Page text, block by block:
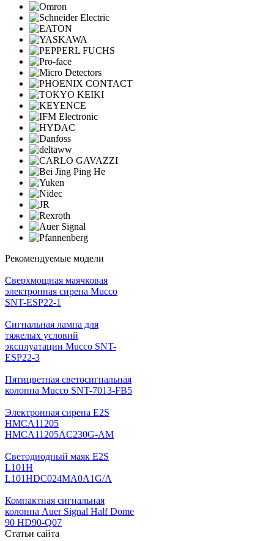
Рекомендуемые модели
Cверхмощная маячковая
электронная сирена Mucco
SNT-ESP22-1
Сигнальная лампа для
тяжелых условий
эксплуатации Mucco SNT-
ESP22-3
Пятицветная светосигнальная
колонна Mucco SNT-7013-FB5
Электронная сирена E2S
HMCA11205
HMCA11205AC230G-AM
Светодиодный маяк E2S
L101H
L101HDC024MA0A1G/A
Компактная сигнальная
колонна Auer Signal Half Dome
90 HD90-Q07
Статьи сайта